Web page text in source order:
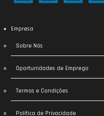
Empresa
Sobre Nós
Oportunidades de Emprego
Termos e Condições
Política de Privacidade